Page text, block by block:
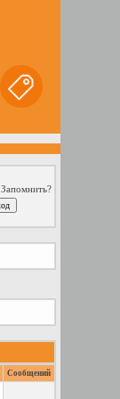
Запомнить?
Сообщений